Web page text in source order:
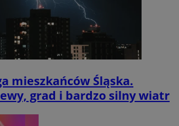
mieszkańców Śląska.
grad i bardzo silny wiatr